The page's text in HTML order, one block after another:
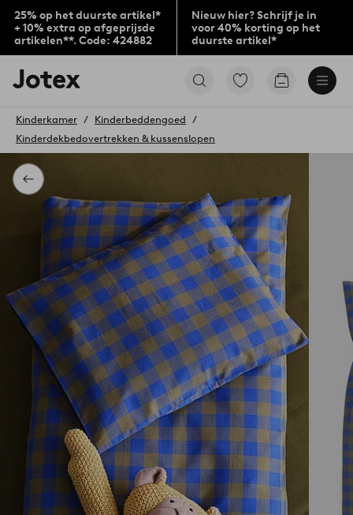
25% op het duurste artikel*
+ 10% extra op afgeprijsde
artikelen**. Code: 424882
Nieuw hier? Schrijf je in
voor 40% korting op het
duurste artikel*
Jotex
logo
go
to
the
home
page
Ga
Go
Terug
Kinderkamer
Kinderbeddengoed
Kinderdekbedovertrekken & kussenslopen